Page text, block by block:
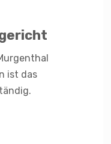
ist das